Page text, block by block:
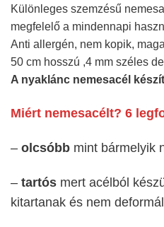
Különleges szemzésű
megfelelő a mindennapi
Anti allergén, nem kopik,
50 cm hosszú ,4 mm széles
A nyaklánc nemesacél
Miért nemesacélt? 6
– olcsóbb mint bármelyik
– tartós mert acélból
kitartanak és nem